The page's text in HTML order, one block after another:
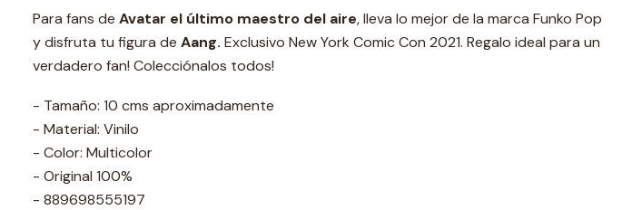
Para fans de Avatar el último maestro del aire, lleva lo mejor de la marca Funko Pop
y disfruta tu figura de Aang. Exclusivo New York Comic Con 2021. Regalo ideal para un
verdadero fan! Colecciónalos todos!
- Tamaño: 10 cms aproximadamente
- Material: Vinilo
- Color: Multicolor
- Original 100%
- 889698555197